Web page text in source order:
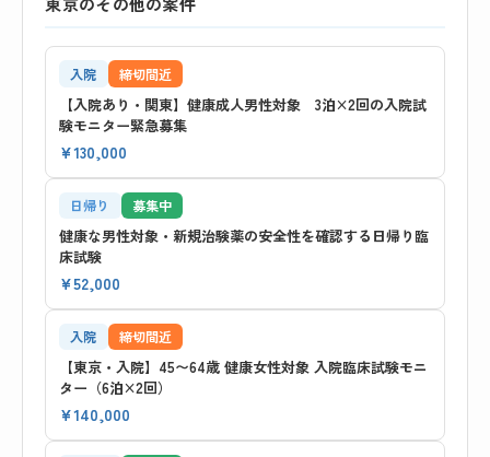
入院 締切間近
【入院あり・関東】健康成人男性対象 3泊×2回の入院試
験モニター緊急募集
¥130,000
日帰り 募集中
健康な男性対象・新規治験薬の安全性を確認する日帰り臨
床試験
¥52,000
入院 締切間近
【東京・入院】45〜64歳 健康女性対象 入院臨床試験モニ
ター（6泊×2回）
¥140,000